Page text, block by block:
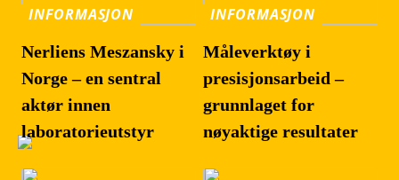
INFORMASJON
Nerliens Meszansky i
Norge – en sentral
aktør innen
laboratorieutstyr
INFORMASJON
Måleverktøy i
presisjonsarbeid –
grunnlaget for
nøyaktige resultater